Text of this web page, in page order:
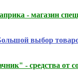
- магазин
выбор
- средства от